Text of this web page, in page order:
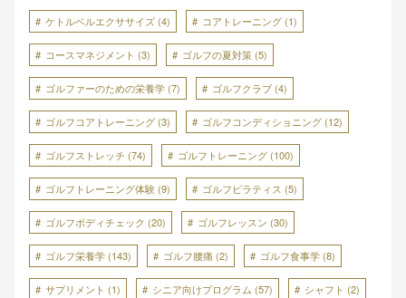
ケトルベルエクササイズ (4) コアトレーニング (1)
コースマネジメント (3) ゴルフの夏対策 (5)
ゴルファーのための栄養学 (7) ゴルフクラブ (4)
ゴルフコアトレーニング (3) ゴルフコンディショニング (12)
ゴルフストレッチ (74) ゴルフトレーニング (100)
ゴルフトレーニング体験 (9) ゴルフピラティス (5)
ゴルフボディチェック (20) ゴルフレッスン (30)
ゴルフ栄養学 (143) ゴルフ腰痛 (2) ゴルフ食事学 (8)
サプリメント (1) シニア向けプログラム (57) シャフト (2)